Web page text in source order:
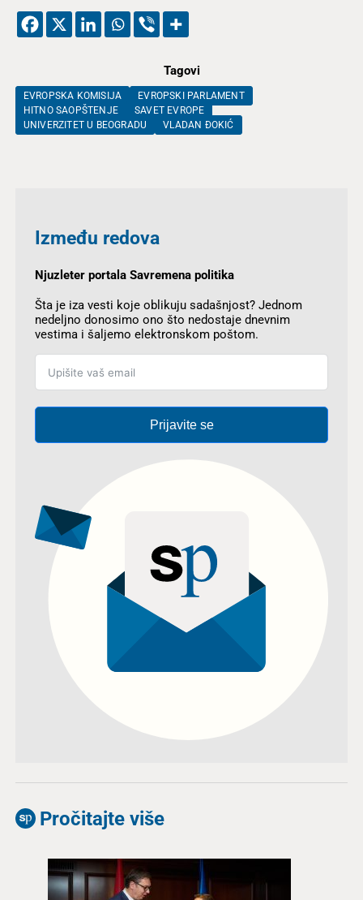
Tagovi
EVROPSKA KOMISIJA
EVROPSKI PARLAMENT
HITNO SAOPŠTENJE
SAVET EVROPE
UNIVERZITET U BEOGRADU
VLADAN ĐOKIĆ
Između redova
Njuzleter portala Savremena politika
Šta je iza vesti koje oblikuju sadašnjost? Jednom
nedeljno donosimo ono što nedostaje dnevnim
vestima i šaljemo elektronskom poštom.
Prijavite se
Pročitajte više